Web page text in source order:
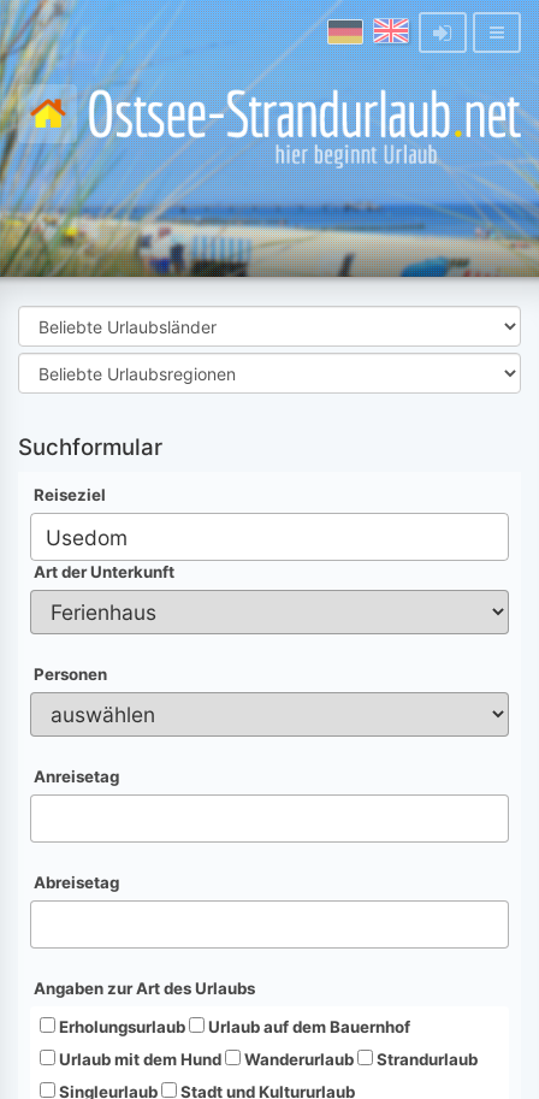
Suchformular
Reiseziel
Art der Unterkunft
Personen
Anreisetag
Abreisetag
Angaben zur Art des Urlaubs
Erholungsurlaub
Urlaub auf dem Bauernhof
Urlaub mit dem Hund
Wanderurlaub
Strandurlaub
Singleurlaub
Stadt und Kultururlaub